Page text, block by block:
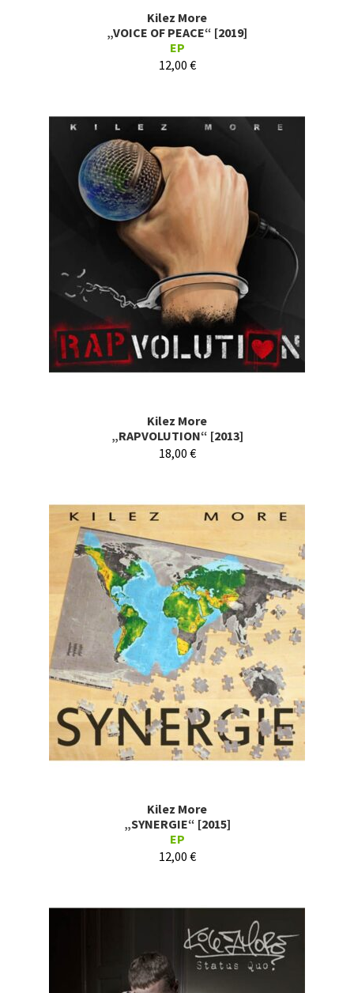
Kilez More
„VOICE OF PEACE“ [2019]
EP
12,00 €
Kilez More
„RAPVOLUTION“ [2013]
18,00 €
Kilez More
„SYNERGIE“ [2015]
EP
12,00 €